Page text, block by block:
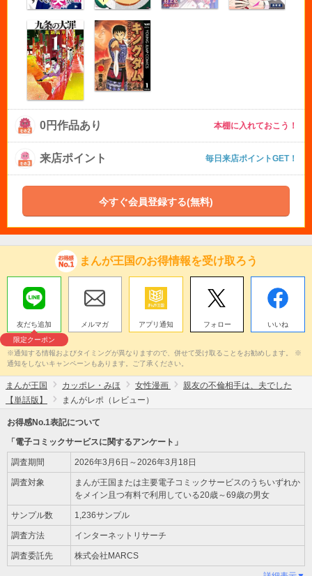
0円作品あり 本棚に入れておこう！
来店ポイント 毎日来店ポイントGET！
今すぐ会員登録する(無料)
まんが王国のお得情報を受け取ろう
友だち追加
限定クーポン
メルマガ アプリ通知 フォロー いいね
※通知する情報およびタイミングが異なりますので、併せて受け取ることをお勧めします。 ※
通知をしないキャンペーンもあります。ご了承ください。
まんが王国 カッポレ・みほ 女性漫画
親友の不倫相手は、夫でした
【単話版】
まんがレポ（レビュー）
お得感No.1表記について
「電子コミックサービスに関するアンケート」
調査期間 2026年3月6日～2026年3月18日
調査対象
まんが王国または主要電子コミックサービスのうちいずれか
をメイン且つ有料で利用している20歳～69歳の男女
サンプル数 1,236サンプル
調査方法 インターネットリサーチ
調査委託先 株式会社MARCS